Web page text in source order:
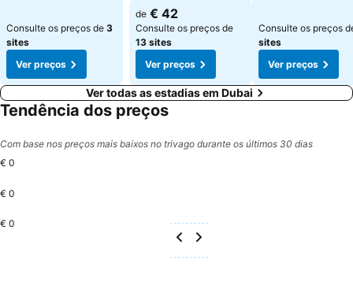
Consulte os preços de 3
sites
Ver preços
Ver preços
de € 42
Consulte os preços de
13 sites
Ver preços
Consulte os preços
sites
Ver preços
Ver todas as estadias em Dubai
Tendência dos preços
Com base nos preços mais baixos no trivago durante os últimos 30 dias
€ 0
€ 0
€ 0